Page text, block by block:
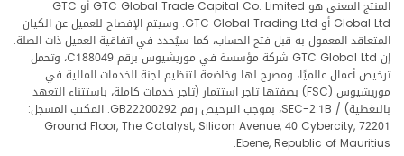
المنتج المعني هو GTC Global Trade Capital Co. Limited أو GTC
Global Ltd أو GTC Global Trading Ltd. وسيتم الإفصاح للعميل عن الكيان
المتعاقد المعمول به قبل فتح الحساب، كما سيُحدد في اتفاقية العميل ذات الصلة.
إن GTC Global Ltd شركة مؤسسة في موريشيوس برقم C188049، وتحمل
ترخيص أعمال عالميًا، ومصرح لها وخاضعة لتنظيم لجنة الخدمات المالية في
موريشيوس (FSC) بصفتها تاجر استثمار (تاجر خدمات كاملة، باستثناء التعهد
بالتغطية) / SEC-2.1B، بموجب الترخيص رقم GB22200292. المكتب المسجل:
Ground Floor, The Catalyst, Silicon Avenue, 40 Cybercity, 72201
Ebene, Republic of Mauritius.